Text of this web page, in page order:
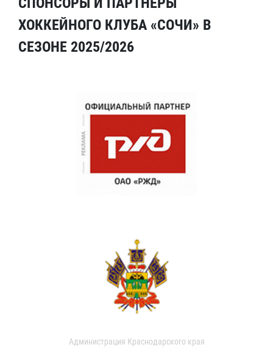
ХОККЕЙНОГО КЛУБА «СОЧИ» В
СЕЗОНЕ 2025/2026
Администрация Краснодарского края